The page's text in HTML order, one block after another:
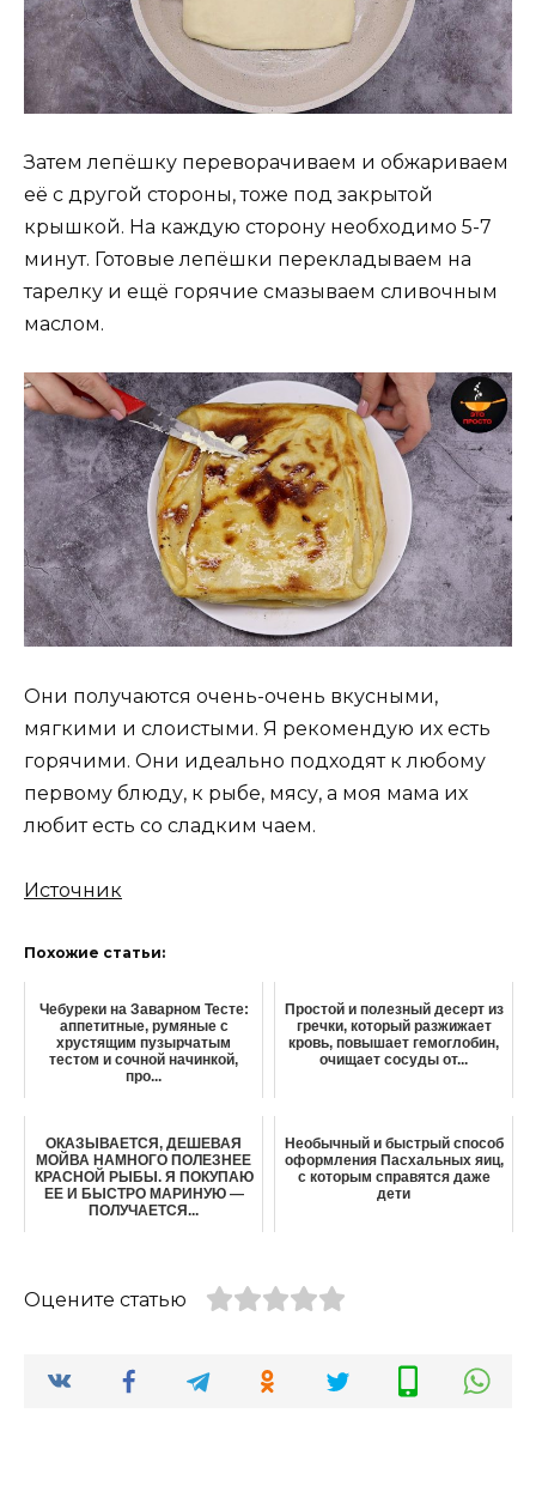
Затем лепёшку переворачиваем и обжариваем
её с другой стороны, тоже под закрытой
крышкой. На каждую сторону необходимо 5-7
минут. Готовые лепёшки перекладываем на
тарелку и ещё горячие смазываем сливочным
маслом.
Они получаются очень-очень вкусными,
мягкими и слоистыми. Я рекомендую их есть
горячими. Они идеально подходят к любому
первому блюду, к рыбе, мясу, а моя мама их
любит есть со сладким чаем.
Источник
Похожие статьи:
Чебуреки на Заварном Тесте:
аппетитные, румяные с
хрустящим пузырчатым
тестом и сочной начинкой,
про...
Простой и полезный десерт из
гречки, который разжижает
кровь, повышает гемоглобин,
очищает сосуды от...
ОКАЗЫВАЕТСЯ, ДЕШЕВАЯ
МОЙВА НАМНОГО ПОЛЕЗНЕЕ
КРАСНОЙ РЫБЫ. Я ПОКУПАЮ
ЕЕ И БЫСТРО МАРИНУЮ —
ПОЛУЧАЕТСЯ...
Необычный и быстрый способ
оформления Пасхальных яиц,
с которым справятся даже
дети
Оцените статью